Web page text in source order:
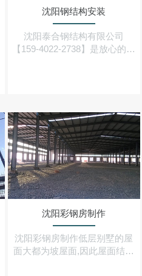
沈阳钢结构安装
沈阳泰合钢结构有限公司
【159-4022-2738】是放心的沈
沈阳彩钢房制作
沈阳彩钢房制作低层别墅的屋
面大都为坡屋面,因此屋面结构